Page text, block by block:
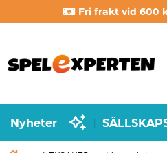
Fri frakt vid 600
Nyheter